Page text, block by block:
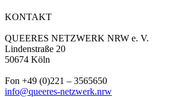
KONTAKT
QUEERES NETZWERK NRW e. V.
Lindenstraße 20
50674 Köln
Fon +49 (0)221 – 3565650
info@queeres-netzwerk.nrw